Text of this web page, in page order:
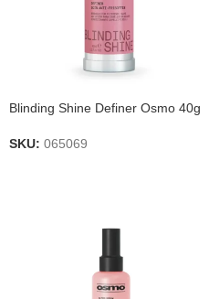
Blinding Shine Definer Osmo 40g
SKU: 065069